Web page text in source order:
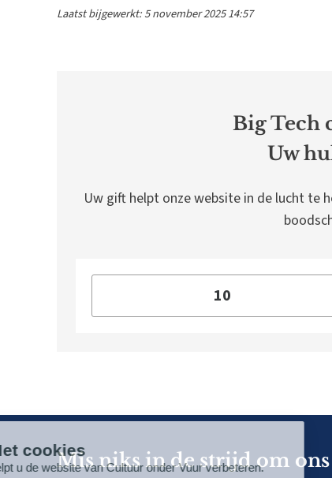
Laatst bijgewerkt: 5 november 2025 14:57
Big Tech
Uw
Uw gift helpt onze website in de lucht te
Mis niks in de strijd om